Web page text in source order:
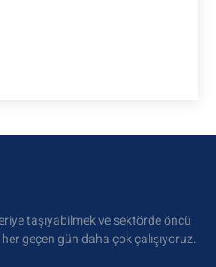
taşıyabilmek ve sektörde öncü
geçen gün daha çok çalışıyoruz.